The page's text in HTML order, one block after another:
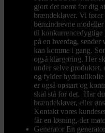
gjort det nemt for dig
brændekløver. Vi fører
benzindrevne
til konkurrencedygtige
på en hverdag, sender
kan komme i gang.
også klargøring. Her
under selve
og fylder
er også opstart og
skal stå for det. Har
brændekløver, eller
Kontakt vores
får en løsning, der
Generator En